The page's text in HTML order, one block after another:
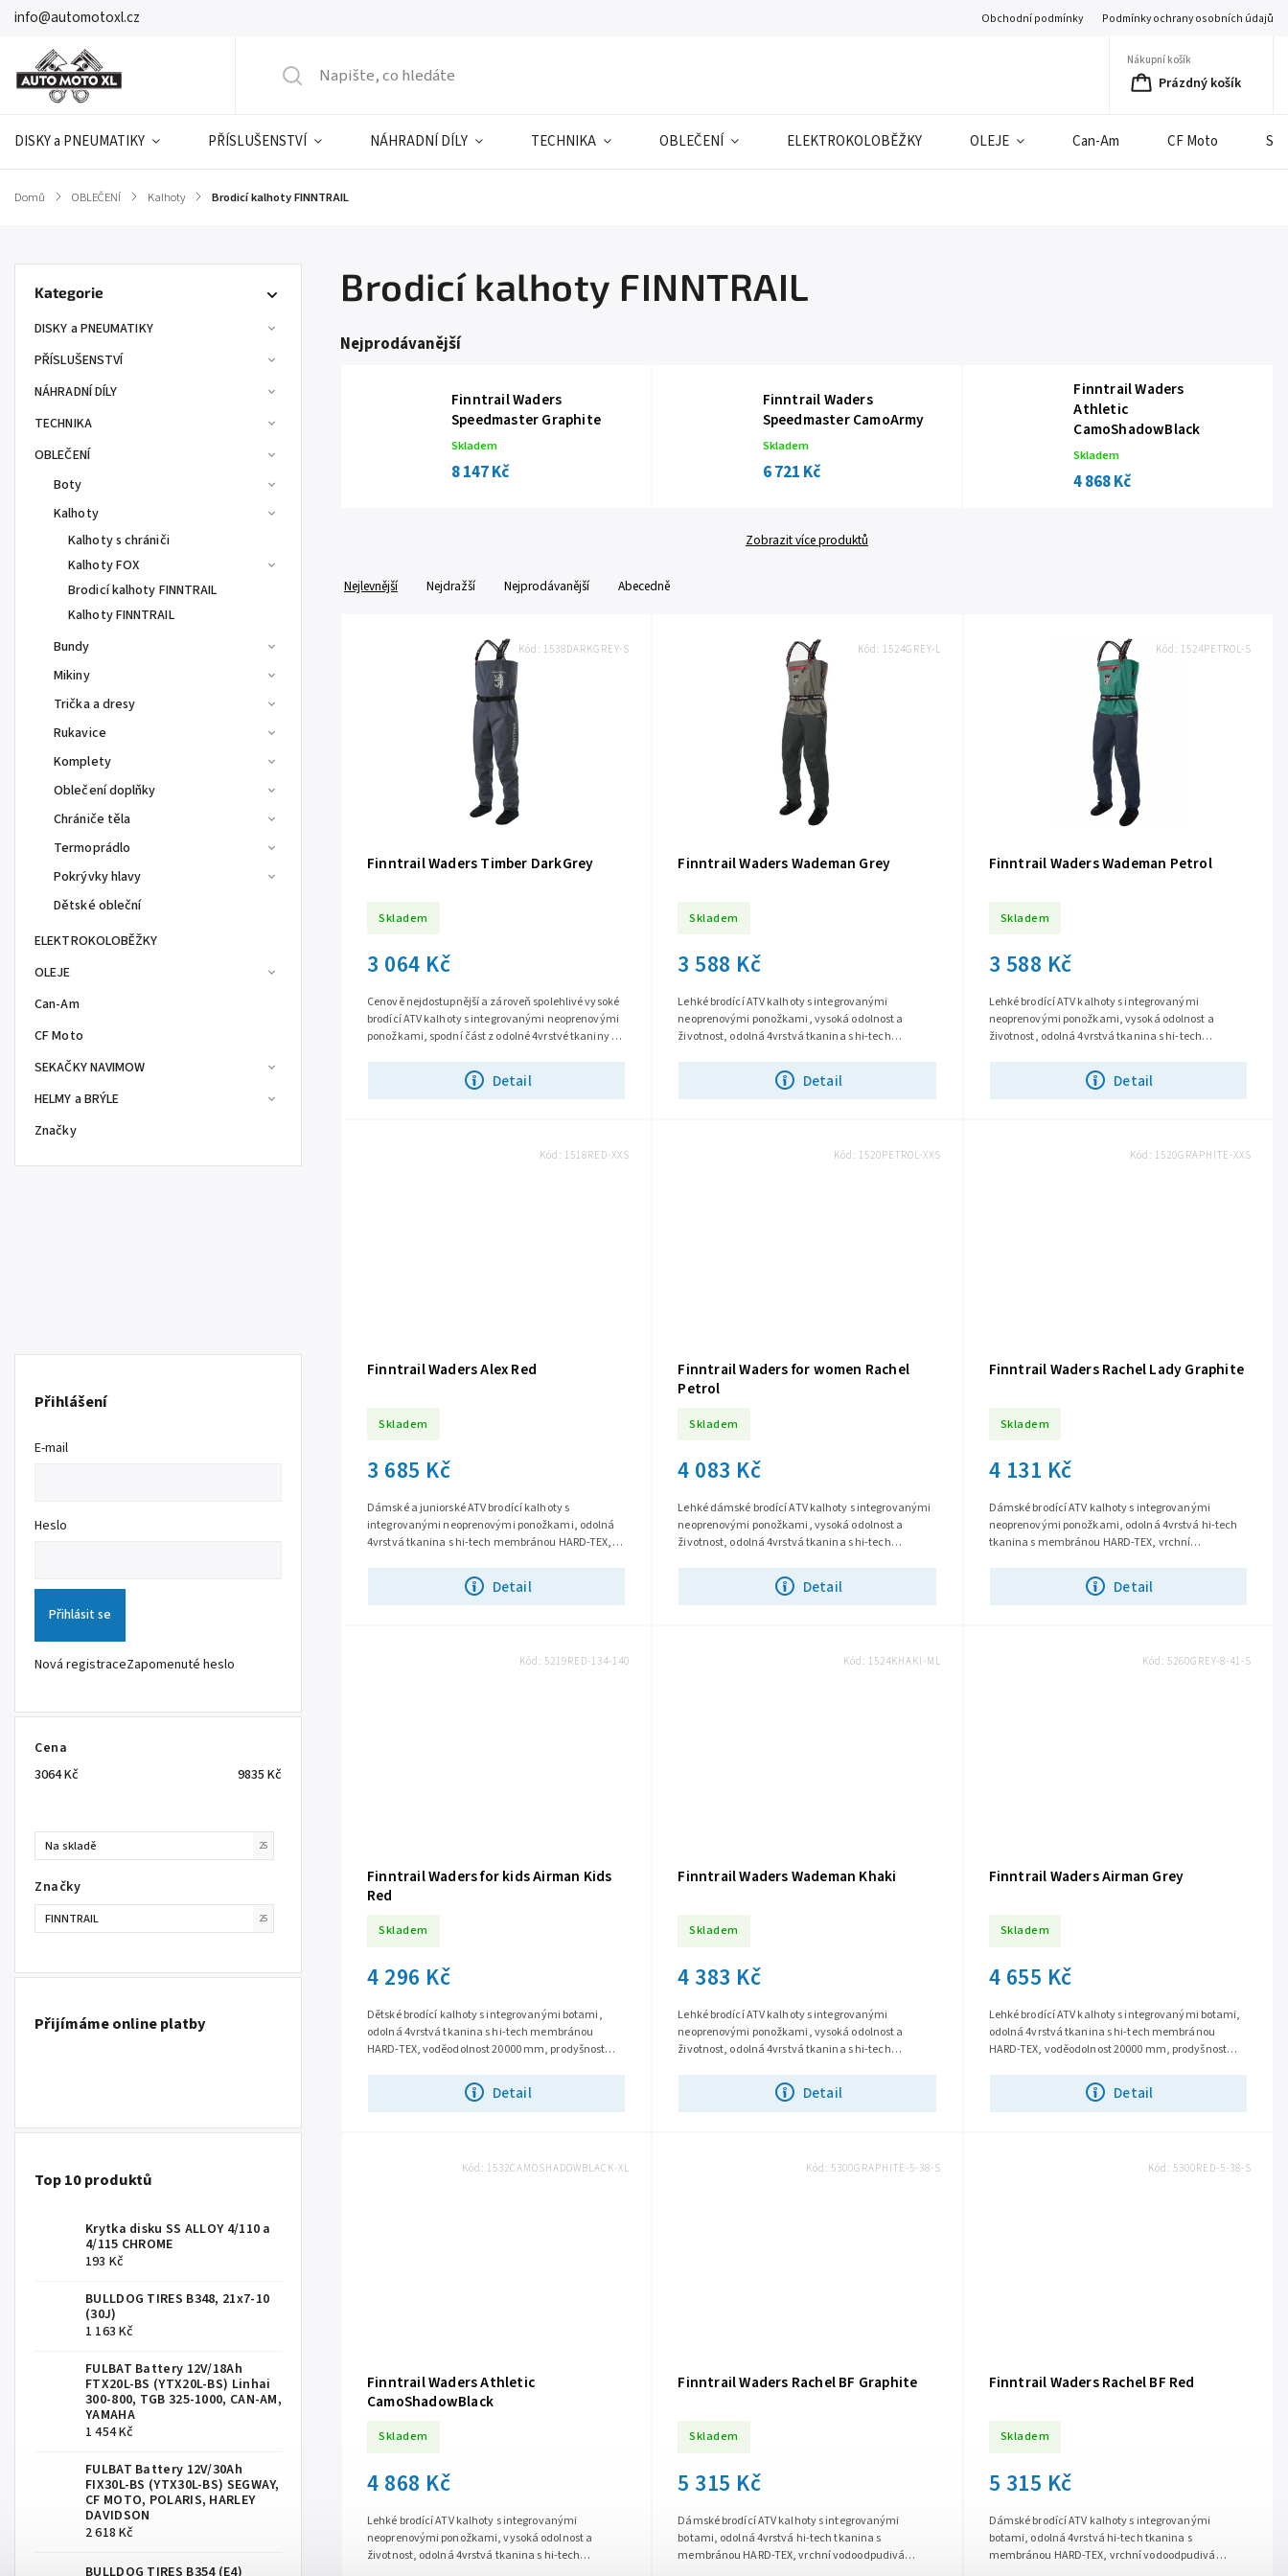
info@automotoxl.cz Obchodní podmínky Podmínky ochrany osobních údajů
Nákupní košík
Prázdný košík
DISKY a PNEUMATIKY PŘÍSLUŠENSTVÍ NÁHRADNÍ DÍLY TECHNIKA OBLEČENÍ ELEKTROKOLOBĚŽKY OLEJE Can-Am CF Moto
Domů / OBLEČENÍ / Kalhoty / Brodicí kalhoty FINNTRAIL
Kategorie
DISKY a PNEUMATIKY
PŘÍSLUŠENSTVÍ
NÁHRADNÍ DÍLY
TECHNIKA
OBLEČENÍ
Boty
Kalhoty
Kalhoty s chrániči
Kalhoty FOX
Brodicí kalhoty FINNTRAIL
Kalhoty FINNTRAIL
Bundy
Mikiny
Trička a dresy
Rukavice
Komplety
Oblečení doplňky
Chrániče těla
Termoprádlo
Pokrývky hlavy
Dětské obleční
ELEKTROKOLOBĚŽKY
OLEJE
Can-Am
CF Moto
SEKAČKY NAVIMOW
HELMY a BRÝLE
Značky
Přihlášení
E-mail
Heslo
Přihlásit se
Nová registraceZapomenuté heslo
Cena
3064Kč 9835 Kč
Na skladě 25
Značky
FINNTRAIL 25
Přijímáme online platby
Top 10 produktů
Krytka disku SS ALLOY 4/110 a
4/115 CHROME
193 Kč
BULLDOG TIRES B348, 21x7-10
(30J)
1 163 Kč
FULBAT Battery 12V/18Ah
FTX20L-BS (YTX20L-BS) Linhai
300-800, TGB 325-1000, CAN-AM,
YAMAHA
1 454 Kč
FULBAT Battery 12V/30Ah
FIX30L-BS (YTX30L-BS) SEGWAY,
CF MOTO, POLARIS, HARLEY
DAVIDSON
2 618 Kč
Brodicí kalhoty FINNTRAIL
Nejprodávanější
Finntrail Waders
Speedmaster Graphite
Skladem
8 147 Kč
Finntrail Waders
Speedmaster CamoArmy
Skladem
6 721 Kč
Finntrail Waders
Athletic
CamoShadowBlack
Skladem
4 868 Kč
Zobrazit více produktů
Nejlevnější Nejdražší Nejprodávanější Abecedně
Finntrail Waders Timber DarkGrey
Skladem
3 064 Kč
Detail
Cenově nejdostupnější a zároveň spolehlivé vysoké
brodící ATV kalhoty s integrovanými neoprenovými
ponožkami, spodní část z odolné 4vrstvé tkaniny s
Kód: 1538DARKGREY-S
Finntrail Waders Wademan Grey
Skladem
3 588 Kč
Detail
Lehké brodící ATV kalhoty s integrovanými
neoprenovými ponožkami, vysoká odolnost a
životnost, odolná 4vrstvá tkanina s hi-tech
Kód: 1524GREY-L
Finntrail Waders Wademan Petrol
Skladem
3 588 Kč
Detail
Lehké brodící ATV kalhoty s integrovanými
neoprenovými ponožkami, vysoká odolnost a
životnost, odolná 4vrstvá tkanina s hi-tech
Kód: 1524PETROL-S
Finntrail Waders Alex Red
Skladem
3 685 Kč
Detail
Dámské a juniorské ATV brodící kalhoty s
integrovanými neoprenovými ponožkami, odolná
4vrstvá tkanina s hi-tech membránou HARD-TEX,
Kód: 1518RED-XXS
Finntrail Waders for women Rachel
Petrol
Skladem
4 083 Kč
Detail
Lehké dámské brodící ATV kalhoty s integrovanými
neoprenovými ponožkami, vysoká odolnost a
životnost, odolná 4vrstvá tkanina s hi-tech
Kód: 1520PETROL-XXS
Finntrail Waders Rachel Lady Graphite
Skladem
4 131 Kč
Detail
Dámské brodící ATV kalhoty s integrovanými
neoprenovými ponožkami, odolná 4vrstvá hi-tech
tkanina s membránou HARD-TEX, vrchní
Kód: 1520GRAPHITE-XXS
Finntrail Waders for kids Airman Kids
Red
Skladem
4 296 Kč
Detail
Dětské brodící kalhoty s integrovanými botami,
odolná 4vrstvá tkanina s hi-tech membránou
HARD-TEX, voděodolnost 20000 mm, prodyšnost
Kód: 5219RED-134-140
Finntrail Waders Wademan Khaki
Skladem
4 383 Kč
Detail
Lehké brodící ATV kalhoty s integrovanými
neoprenovými ponožkami, vysoká odolnost a
životnost, odolná 4vrstvá tkanina s hi-tech
Kód: 1524KHAKI-ML
Finntrail Waders Airman Grey
Skladem
4 655 Kč
Detail
Lehké brodící ATV kalhoty s integrovanými botami,
odolná 4vrstvá tkanina s hi-tech membránou
HARD-TEX, voděodolnost 20000 mm, prodyšnost
Kód: 5260GREY-8-41-S
Finntrail Waders Athletic
CamoShadowBlack
Skladem
4 868 Kč
Lehké brodící ATV kalhoty s integrovanými
neoprenovými ponožkami, vysoká odolnost a
životnost, odolná 4vrstvá tkanina s hi-tech
Kód: 1532CAMOSHADOWBLACK-XL
Finntrail Waders Rachel BF Graphite
Skladem
5 315 Kč
Dámské brodící ATV kalhoty s integrovanými
botami, odolná 4vrstvá hi-tech tkanina s
membránou HARD-TEX, vrchní vodoodpudivá
Kód: 5300GRAPHITE-5-38-S
Finntrail Waders Rachel BF Red
Skladem
5 315 Kč
Dámské brodící ATV kalhoty s integrovanými
botami, odolná 4vrstvá hi-tech tkanina s
membránou HARD-TEX, vrchní vodoodpudivá
Kód: 5300RED-5-38-S